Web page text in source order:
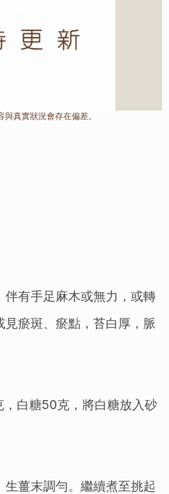
有手足麻木或無力，或轉
瘀斑、瘀點，苔白厚，脈
白糖50克，將白糖放入砂
薑末調勻。繼續煮至挑起
真實狀況會存在偏差。